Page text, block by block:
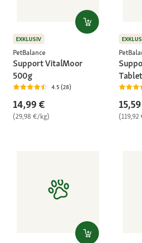
EXKLUSIV
PetBalance
Support VitalMoor
500g
4.5 (28)
14,99 €
(29,98 €/kg)